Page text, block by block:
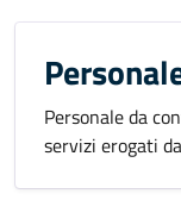
Personale da
servizi erogati